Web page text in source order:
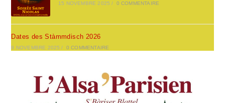
15 NOVEMBRE 2025 / 0 COMMENTAIRE
Dates des Stàmmdisch 2026
9 NOVEMBRE 2025 / 0 COMMENTAIRE